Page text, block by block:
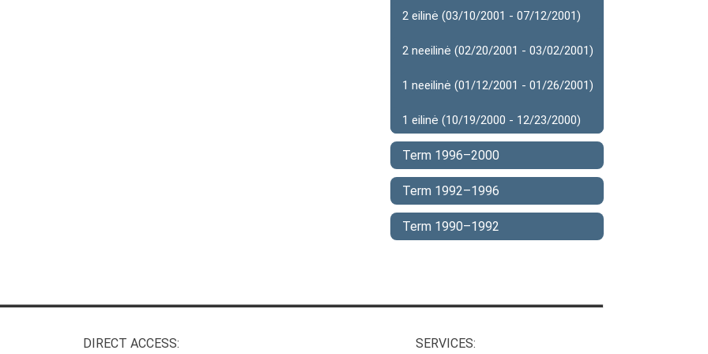
2 eilinė (03/10/2001 - 07/12/2001)
2 neeilinė (02/20/2001 - 03/02/2001)
1 neeilinė (01/12/2001 - 01/26/2001)
1 eilinė (10/19/2000 - 12/23/2000)
Term 1996–2000
Term 1992–1996
Term 1990–1992
DIRECT ACCESS: SERVICES: